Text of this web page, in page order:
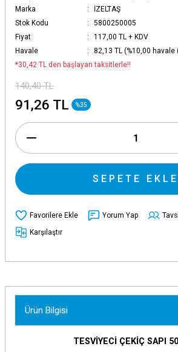
Marka
İZELTAŞ
Stok Kodu
5800250005
Fiyat
117,00 TL + KDV
Havale
82,13 TL (%10,00 havale
*30,42 TL den başlayan taksitlerle!!
140,40 TL
91,26 TL %35
SEPETE EKLE
Yorum Yap
Karşılaştır
Ürün Bilgisi
TESVİYECİ ÇEKİÇ SAPI